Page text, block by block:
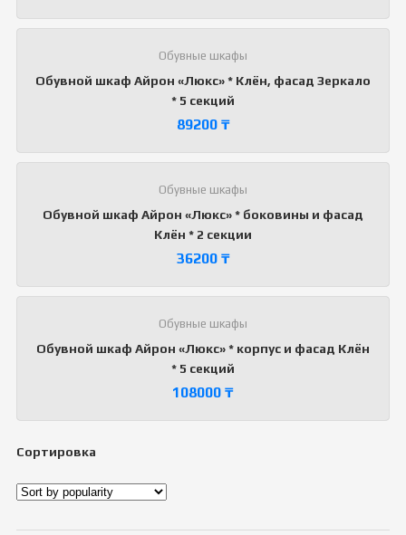
Обувные шкафы
Обувной шкаф Айрон «Люкс» * Клён, фасад Зеркало
* 5 секций
89200 ₸
Обувные шкафы
Обувной шкаф Айрон «Люкс» * боковины и фасад
Клён * 2 секции
36200 ₸
Обувные шкафы
Обувной шкаф Айрон «Люкс» * корпус и фасад Клён
* 5 секций
108000 ₸
Сортировка